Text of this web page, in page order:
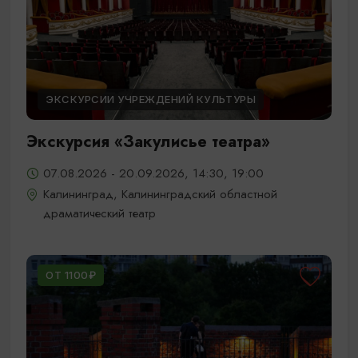
ЭКСКУРСИИ УЧРЕЖДЕНИЙ КУЛЬТУРЫ
Экскурсия «Закулисье театра»
07.08.2026 - 20.09.2026, 14:30, 19:00
Калининград, Калининградский областной
драматический театр
ОТ 1100₽